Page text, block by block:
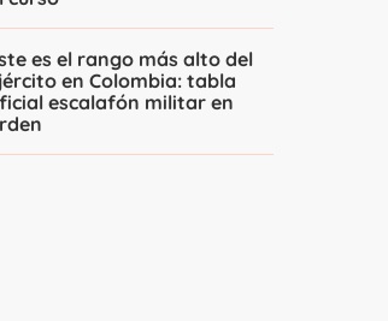
es el rango más alto del
en Colombia: tabla
escalafón militar en